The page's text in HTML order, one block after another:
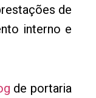
de
interno e
de portaria